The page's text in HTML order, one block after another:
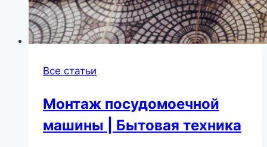
Все статьи
Монтаж посудомоечной
машины | Бытовая техника